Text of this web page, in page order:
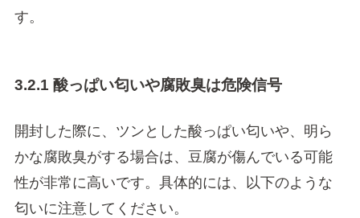
す。
3.2.1 酸っぱい匂いや腐敗臭は危険信号
開封した際に、ツンとした酸っぱい匂いや、明ら
かな腐敗臭がする場合は、豆腐が傷んでいる可能
性が非常に高いです。具体的には、以下のような
匂いに注意してください。